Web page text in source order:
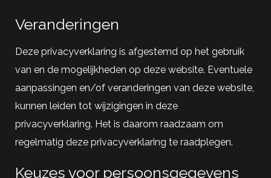
Veranderingen
Deze privacyverklaring is afgestemd op het gebruik
van en de mogelijkheden op deze website. Eventuele
aanpassingen en/of veranderingen van deze website,
kunnen leiden tot wijzigingen in deze
privacyverklaring. Het is daarom raadzaam om
regelmatig deze privacyverklaring te raadplegen.
Keuzes voor persoonsgegevens